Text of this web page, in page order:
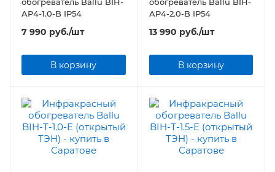
AP4-1.0-B IP54
7 990 руб./шт
В корзину
AP4-2.0-B IP54
13 990 руб./шт
В корзину